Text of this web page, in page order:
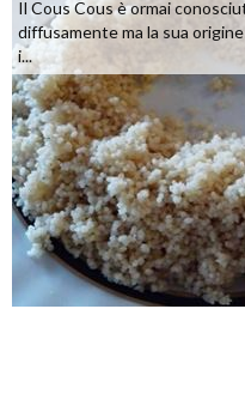
Il Cous Cous è ormai
diffusamente ma la sua
i...